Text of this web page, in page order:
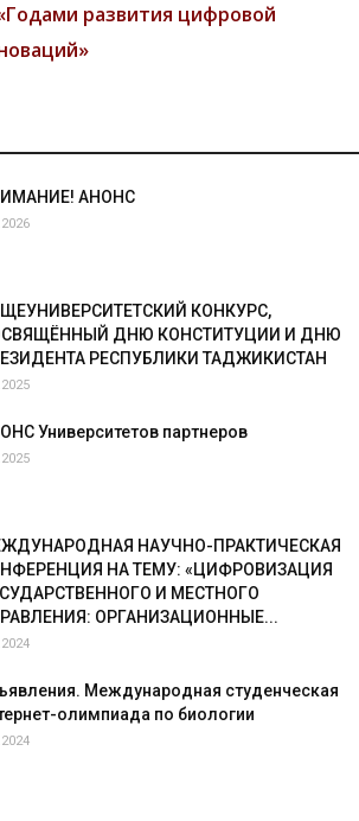
развития цифровой
АНОНС
КОНКУРС,
ДНЮ КОНСТИТУЦИИ И ДНЮ
РЕСПУБЛИКИ ТАДЖИКИСТАН
Университетов партнеров
НАУЧНО-ПРАКТИЧЕСКАЯ
НА ТЕМУ: «ЦИФРОВИЗАЦИЯ
И МЕСТНОГО
ОРГАНИЗАЦИОННЫЕ...
Международная студенческая
олимпиада по биологии